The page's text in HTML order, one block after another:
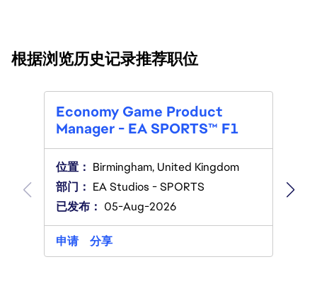
根据浏览历史记录推荐职位
Economy Game Product
Manager - EA SPORTS™ F1
位置： Birmingham, United Kingdom
部门： EA Studios - SPORTS
已发布： 05-Aug-2026
申请 分享
部门